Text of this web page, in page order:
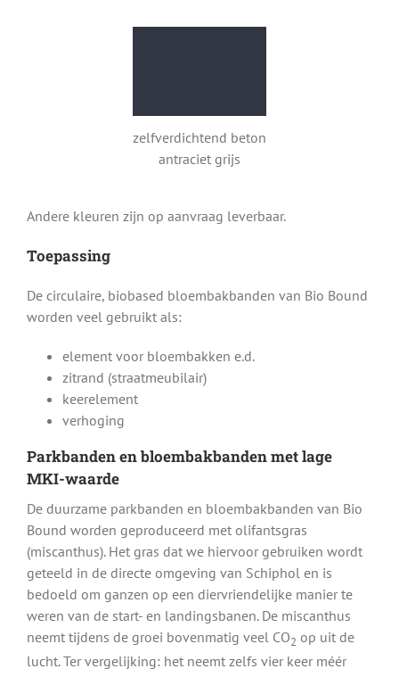
zelfverdichtend beton
antraciet grijs
Andere kleuren zijn op aanvraag leverbaar.
Toepassing
De circulaire, biobased bloembakbanden van Bio Bound
worden veel gebruikt als:
element voor bloembakken e.d.
zitrand (straatmeubilair)
keerelement
verhoging
Parkbanden en bloembakbanden met lage
MKI-waarde
De duurzame parkbanden en bloembakbanden van Bio
Bound worden geproduceerd met olifantsgras
(miscanthus). Het gras dat we hiervoor gebruiken wordt
geteeld in de directe omgeving van Schiphol en is
bedoeld om ganzen op een diervriendelijke manier te
weren van de start- en landingsbanen. De miscanthus
neemt tijdens de groei bovenmatig veel CO2 op uit de
lucht. Ter vergelijking: het neemt zelfs vier keer méér